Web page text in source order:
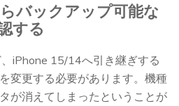
バックアップ可能な
する
iPhone 15/14へ引き継ぎする
変更する必要があります。機種
が消えてしまったということが